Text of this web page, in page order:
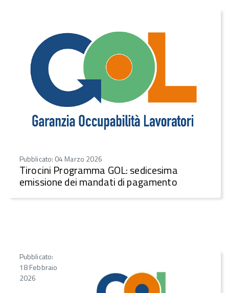
Pubblicato: 04 Marzo 2026
Tirocini Programma GOL: sedicesima
emissione dei mandati di pagamento
Pubblicato:
18 Febbraio
2026